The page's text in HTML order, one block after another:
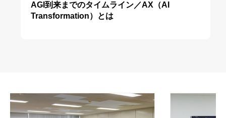
AGI到来までのタイムライン／AX（AI
Transformation）とは